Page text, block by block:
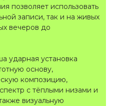
позволяет использовать
записи, так и на живых
вечеров до
ударная установка
основу,
композицию,
с тёплыми низами и
визуальную